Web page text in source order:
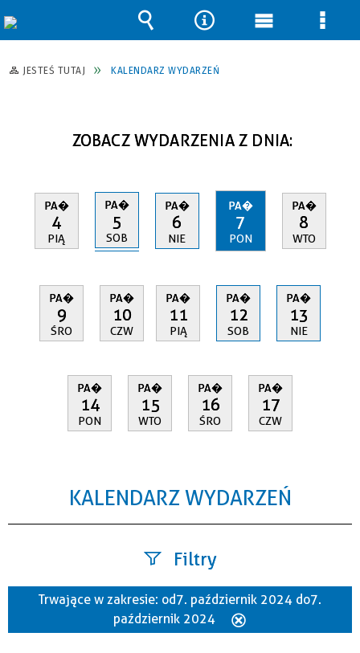
JESTEŚ TUTAJ KALENDARZ WYDARZEŃ
ZOBACZ WYDARZENIA Z DNIA:
PA�
4
PIĄ
PA�
5
SOB
PA�
6
NIE
PA�
7
PON
PA�
8
WTO
PA�
9
ŚRO
PA�
10
CZW
PA�
11
PIĄ
PA�
12
SOB
PA�
13
NIE
PA�
14
PON
PA�
15
WTO
PA�
16
ŚRO
PA�
17
CZW
KALENDARZ WYDARZEŃ
Filtry
Szukana fraza
Trwające w zakresie: od 7. październik 2024 do 7.
październik 2024
Wyszukiwarka
Narzędzia
Menu Menu